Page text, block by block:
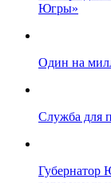
Югры»
Один на
Служба для
Губернатор